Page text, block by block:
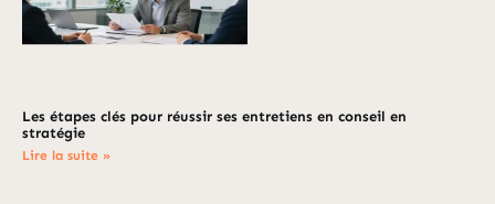
Les étapes clés pour réussir ses entretiens en conseil en
stratégie
Lire la suite »